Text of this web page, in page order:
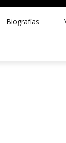
Biografías